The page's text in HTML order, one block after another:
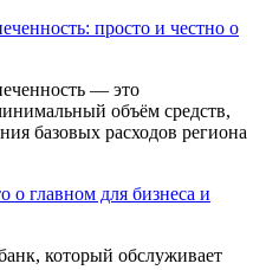
просто и честно о
— это
объём средств,
базовых расходов региона
о главном для бизнеса и
который обслуживает